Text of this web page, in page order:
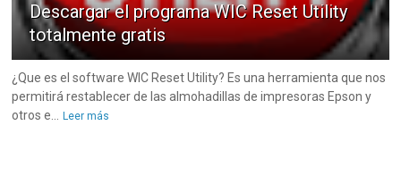
Descargar el programa WIC Reset Utility
totalmente gratis
¿Que es el software WIC Reset Utility? Es una herramienta que nos
permitirá restablecer de las almohadillas de impresoras Epson y
otros e...
Leer más